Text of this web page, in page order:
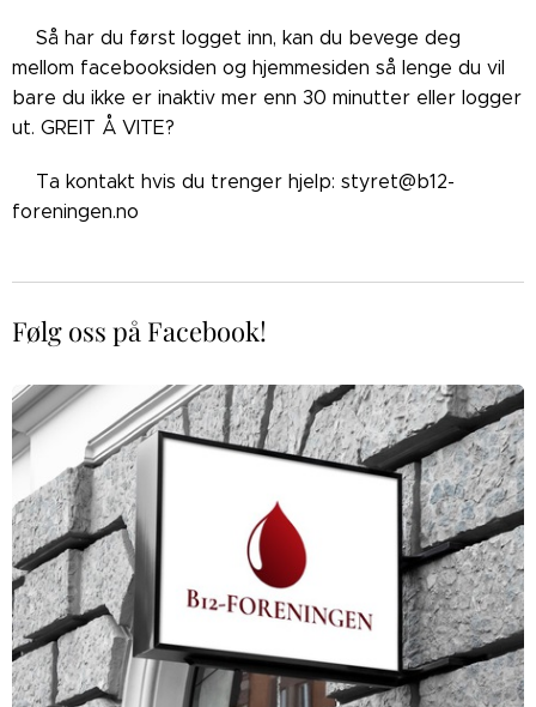
👉🏼Så har du først logget inn, kan du bevege deg
mellom facebooksiden og hjemmesiden så lenge du vil
bare du ikke er inaktiv mer enn 30 minutter eller logger
ut. GREIT Å VITE?
👉🏼Ta kontakt hvis du trenger hjelp: styret@b12-
foreningen.no
Følg oss på Facebook!